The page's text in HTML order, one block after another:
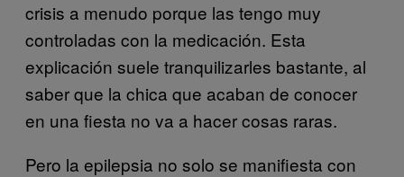
crisis a menudo porque las tengo muy
controladas con la medicación. Esta
explicación suele tranquilizarles bastante, al
saber que la chica que acaban de conocer
en una fiesta no va a hacer cosas raras.
Pero la epilepsia no solo se manifiesta con